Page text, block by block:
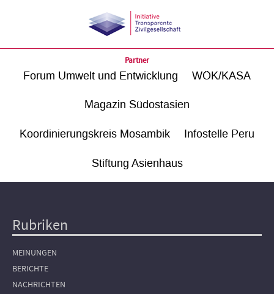
Partner
Forum Umwelt und Entwicklung WÖK/KASA
Magazin Südostasien
Koordinierungskreis Mosambik Infostelle Peru
Stiftung Asienhaus
Hauptnavigation
Rubriken
MEINUNGEN
BERICHTE
NACHRICHTEN